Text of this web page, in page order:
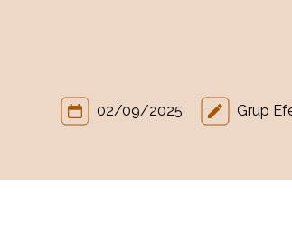
02/09/2025 Grup